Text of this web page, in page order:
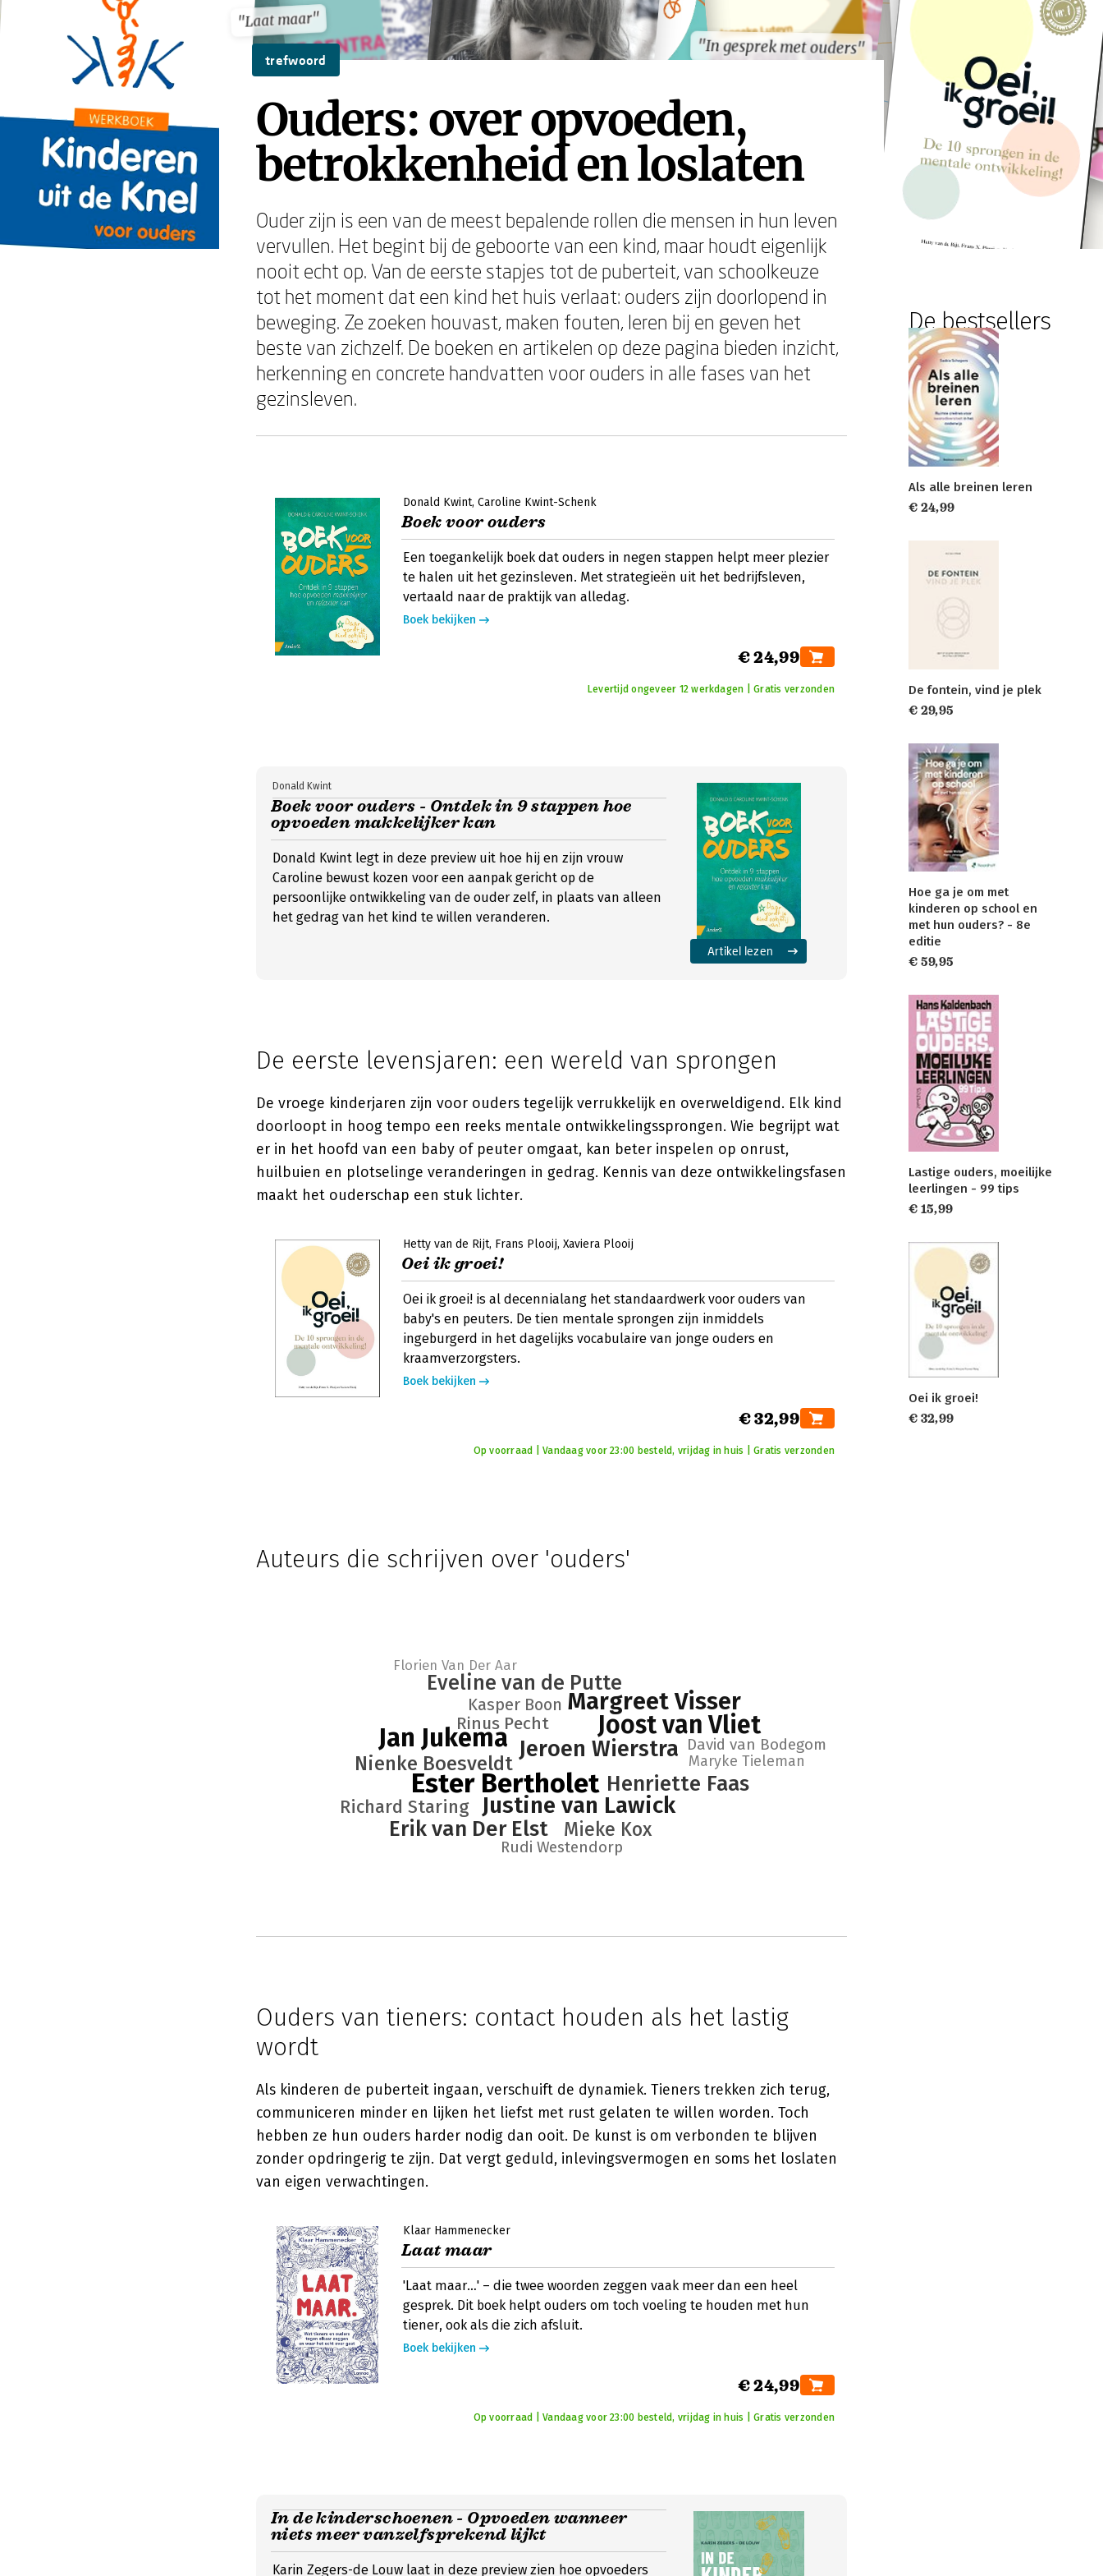
"Laat maar"
"In gesprek met ouders"
"Laat maar"
"In gesprek met ouders"
trefwoord
Ouders: over opvoeden,
betrokkenheid en loslaten
Ouder zijn is een van de meest bepalende rollen die mensen in hun leven
vervullen. Het begint bij de geboorte van een kind, maar houdt eigenlijk
nooit echt op. Van de eerste stapjes tot de puberteit, van schoolkeuze
tot het moment dat een kind het huis verlaat: ouders zijn doorlopend in
beweging. Ze zoeken houvast, maken fouten, leren bij en geven het
beste van zichzelf. De boeken en artikelen op deze pagina bieden inzicht,
herkenning en concrete handvatten voor ouders in alle fases van het
gezinsleven.
Donald Kwint Caroline Kwint-Schenk
Boek voor ouders
Een toegankelijk boek dat ouders in negen stappen helpt meer plezier
te halen uit het gezinsleven. Met strategieën uit het bedrijfsleven,
vertaald naar de praktijk van alledag.
Boek bekijken
€ 24,99
Levertijd ongeveer 12 werkdagen | Gratis verzonden
Boek voor ouders - Ontdek in 9 stappen hoe
opvoeden makkelijker kan
Donald Kwint
Donald Kwint legt in deze preview uit hoe hij en zijn vrouw
Caroline bewust kozen voor een aanpak gericht op de
persoonlijke ontwikkeling van de ouder zelf, in plaats van alleen
het gedrag van het kind te willen veranderen.
Artikel lezen
De eerste levensjaren: een wereld van sprongen
De vroege kinderjaren zijn voor ouders tegelijk verrukkelijk en overweldigend. Elk kind
doorloopt in hoog tempo een reeks mentale ontwikkelingssprongen. Wie begrijpt wat
er in het hoofd van een baby of peuter omgaat, kan beter inspelen op onrust,
huilbuien en plotselinge veranderingen in gedrag. Kennis van deze ontwikkelingsfasen
maakt het ouderschap een stuk lichter.
Hetty van de Rijt Frans Plooij Xaviera Plooij
Oei ik groei!
Oei ik groei! is al decennialang het standaardwerk voor ouders van
baby's en peuters. De tien mentale sprongen zijn inmiddels
ingeburgerd in het dagelijks vocabulaire van jonge ouders en
kraamverzorgsters.
Boek bekijken
€ 32,99
Op voorraad | Vandaag voor 23:00 besteld, vrijdag in huis | Gratis verzonden
Auteurs die schrijven over 'ouders'
Ester Bertholet
Jan Jukema Joost van Vliet
Margreet Visser
Justine van Lawick
Jeroen Wierstra
Erik van Der Elst
Henriette Faas
Eveline van de Putte
Nienke Boesveldt
Mieke Kox
Richard Staring
Rinus Pecht
Kasper Boon
Rudi Westendorp
David van Bodegom
Maryke Tieleman
Florien Van Der Aar
Ouders van tieners: contact houden als het lastig
wordt
Als kinderen de puberteit ingaan, verschuift de dynamiek. Tieners trekken zich terug,
communiceren minder en lijken het liefst met rust gelaten te willen worden. Toch
hebben ze hun ouders harder nodig dan ooit. De kunst is om verbonden te blijven
zonder opdringerig te zijn. Dat vergt geduld, inlevingsvermogen en soms het loslaten
van eigen verwachtingen.
Klaar Hammenecker
Laat maar
'Laat maar…' – die twee woorden zeggen vaak meer dan een heel
gesprek. Dit boek helpt ouders om toch voeling te houden met hun
tiener, ook als die zich afsluit.
Boek bekijken
€ 24,99
Op voorraad | Vandaag voor 23:00 besteld, vrijdag in huis | Gratis verzonden
In de kinderschoenen - Opvoeden wanneer
niets meer vanzelfsprekend lijkt
Karin Zegers-de Louw laat in deze preview zien hoe opvoeders
De bestsellers
Als alle breinen leren
€ 24,99
De fontein, vind je plek
€ 29,95
Hoe ga je om met
kinderen op school en
met hun ouders? - 8e
editie
€ 59,95
Lastige ouders, moeilijke
leerlingen - 99 tips
€ 15,99
Oei ik groei!
€ 32,99